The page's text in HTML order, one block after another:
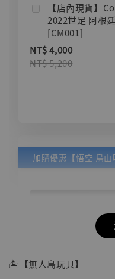
【店內現貨】
2022世足 阿根
[CM001]
NT$ 4,000
NT$ 5,200
🏝【無人島玩具】